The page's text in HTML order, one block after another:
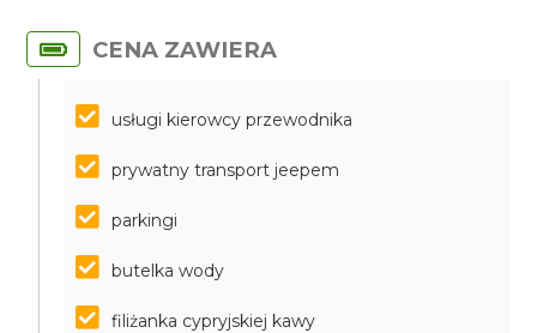
CENA ZAWIERA
usługi kierowcy przewodnika
prywatny transport jeepem
parkingi
butelka wody
filiżanka cypryjskiej kawy